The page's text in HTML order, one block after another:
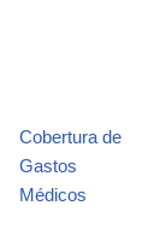
Cobertura de
Gastos
Médicos